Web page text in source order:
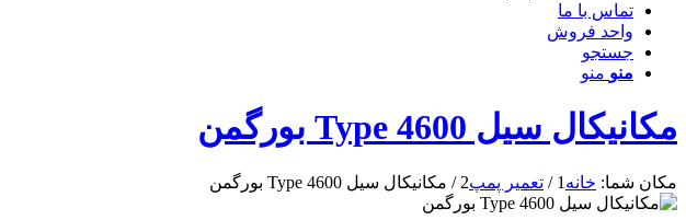
تماس با ما
واحد فروش
جستجو
منو منو
مکانیکال سیل Type 4600 بورگمن
مکان شما: خانه 1
/ تعمیر پمپ2
/ مکانیکال سیل Type 4600 بورگمن